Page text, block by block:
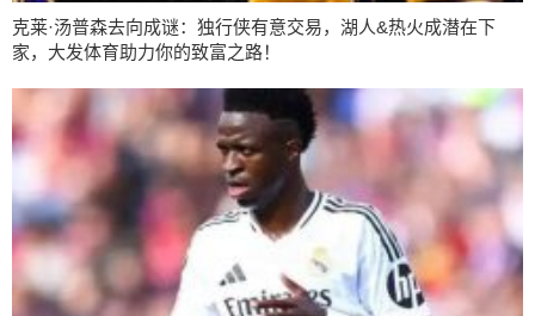
克莱·汤普森去向成谜：独行侠有意交易，湖人&热火成潜在下
家，大发体育助力你的致富之路！